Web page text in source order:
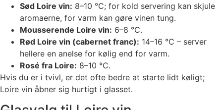
Sød Loire vin: 8–10 °C; for kold servering kan skjule
aromaerne, for varm kan gøre vinen tung.
Mousserende Loire vin: 6–8 °C.
Rød Loire vin (cabernet franc): 14–16 °C – server
hellere en anelse for kølig end for varm.
Rosé fra Loire: 8–10 °C.
Hvis du er i tvivl, er det ofte bedre at starte lidt køligt;
Loire vin åbner sig hurtigt i glasset.